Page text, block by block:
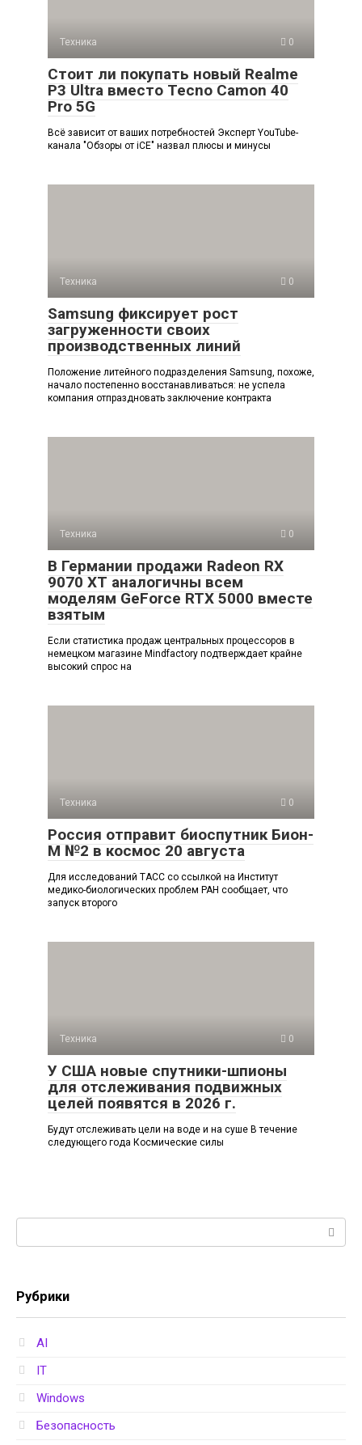
Техника 0
Стоит ли покупать новый Realme
P3 Ultra вместо Tecno Camon 40
Pro 5G
Всё зависит от ваших потребностей Эксперт YouTube-
канала "Обзоры от iCE" назвал плюсы и минусы
Техника 0
Samsung фиксирует рост
загруженности своих
производственных линий
Положение литейного подразделения Samsung, похоже,
начало постепенно восстанавливаться: не успела
компания отпраздновать заключение контракта
Техника 0
В Германии продажи Radeon RX
9070 XT аналогичны всем
моделям GeForce RTX 5000 вместе
взятым
Если статистика продаж центральных процессоров в
немецком магазине Mindfactory подтверждает крайне
высокий спрос на
Техника 0
Россия отправит биоспутник Бион-
М №2 в космос 20 августа
Для исследований ТАСС со ссылкой на Институт
медико-биологических проблем РАН сообщает, что
запуск второго
Техника 0
У США новые спутники-шпионы
для отслеживания подвижных
целей появятся в 2026 г.
Будут отслеживать цели на воде и на суше В течение
следующего года Космические силы
Рубрики
AI
IT
Windows
Безопасность